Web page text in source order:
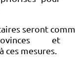
seront
et
mesures.